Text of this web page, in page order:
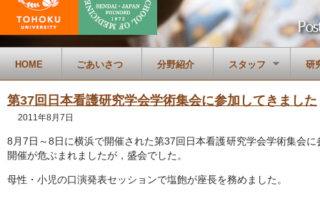
HOME ごあいさつ 分野紹介 スタッフ 研
第37回日本看護研究学会学術集会に参加してきました
2011年8月7日
8月7日～8日に横浜で開催された第37回日本看護研究学会学術集会に
開催が危ぶまれましたが，盛会でした。
母性・小児の口演発表セッションで塩飽が座長を務めました。